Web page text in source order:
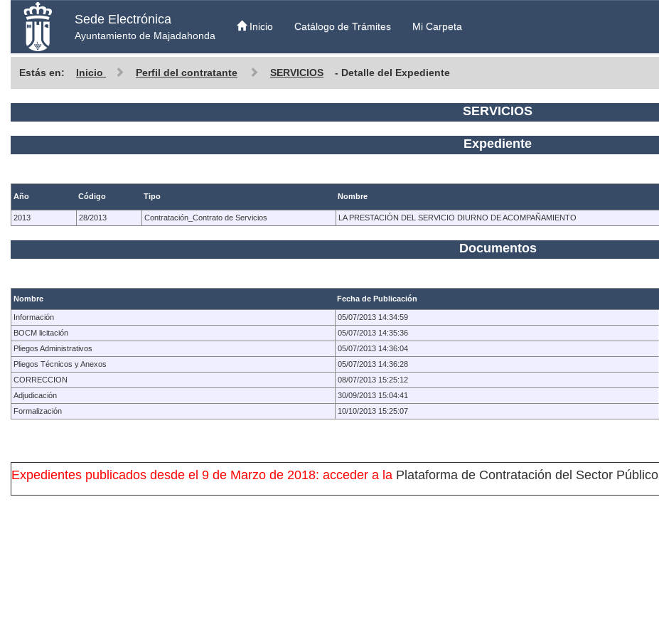
Sede Electrónica
Ayuntamiento de Majadahonda
Inicio Catálogo de Trámites Mi Carpeta
Estás en: Inicio Perfil del contratante SERVICIOS - Detalle del Expediente
SERVICIOS
Expediente
Año Código Tipo Nombre
2013 28/2013 Contratación_Contrato de Servicios LA PRESTACIÓN DEL SERVICIO DIURNO DE ACOMPAÑAMIENTO
Documentos
Nombre Fecha de Publicación
Información 05/07/2013 14:34:59
BOCM licitación
05/07/2013 14:35:36
Pliegos Administrativos
05/07/2013 14:36:04
Pliegos Técnicos y Anexos
05/07/2013 14:36:28
CORRECCION
08/07/2013 15:25:12
Adjudicación
30/09/2013 15:04:41
Formalización
10/10/2013 15:25:07
Expedientes publicados desde el 9 de Marzo de 2018: acceder a la Plataforma de Contratación del Sector Público